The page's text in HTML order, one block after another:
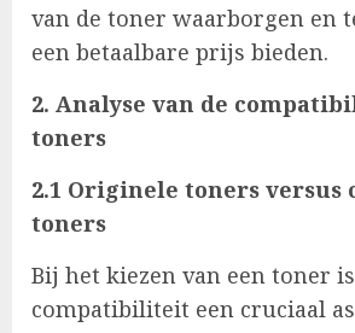
van de toner waarborgen en
een betaalbare prijs bieden.
2. Analyse van de
toners
2.1 Originele toners versus
toners
Bij het kiezen van een toner is
compatibiliteit een cruciaal